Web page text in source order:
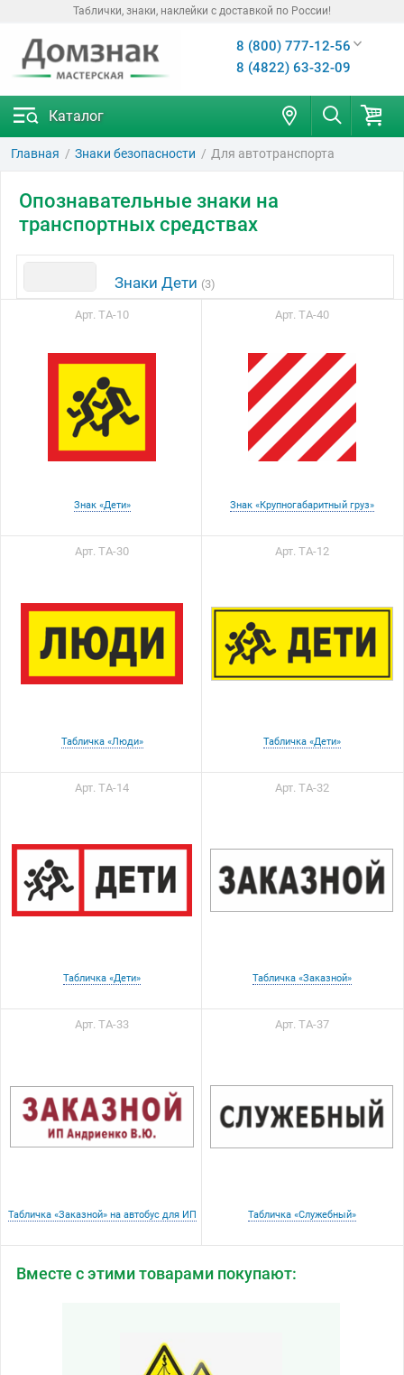
Таблички, знаки, наклейки с доставкой по России!
8 (800) 777-12-56
8 (4822) 63-32-09
Каталог
Главная Знаки безопасности Для автотранспорта
Опознавательные знаки на
транспортных средствах
Знаки Дети (3)
Арт. ТА-10
Знак «Дети»
Арт. ТА-40
Знак «Крупногабаритный груз»
Арт. ТА-30
Табличка «Люди»
Арт. ТА-12
Табличка «Дети»
Арт. ТА-14
Табличка «Дети»
Арт. ТА-32
Табличка «Заказной»
Арт. ТА-33
Табличка «Заказной» на автобус для ИП
Арт. ТА-37
Табличка «Служебный»
Вместе с этими товарами покупают: